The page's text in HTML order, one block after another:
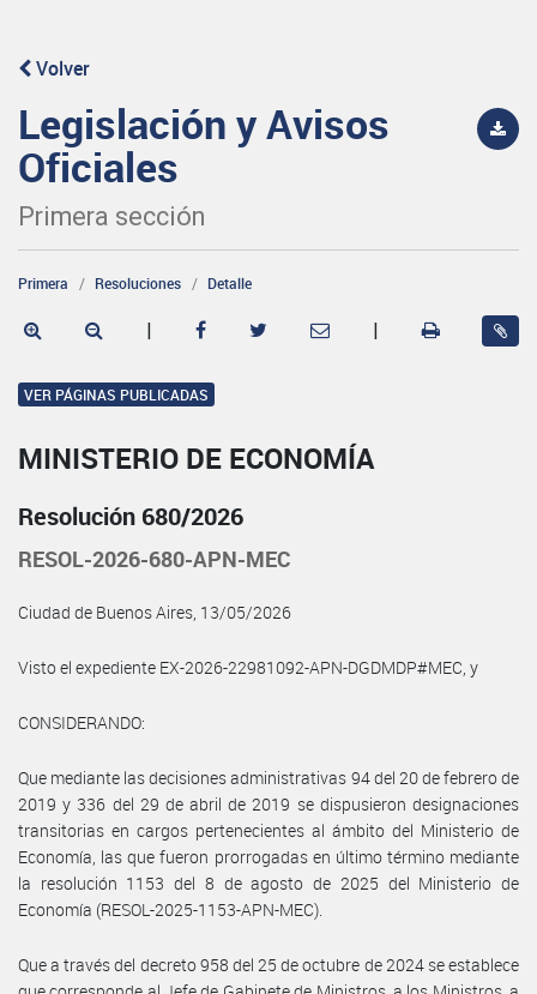
Volver
Legislación y Avisos
Oficiales
Primera sección
Primera Resoluciones Detalle
| |
VER PÁGINAS PUBLICADAS
MINISTERIO DE ECONOMÍA
Resolución 680/2026
RESOL-2026-680-APN-MEC
Ciudad de Buenos Aires, 13/05/2026
Visto el expediente EX-2026-22981092-APN-DGDMDP#MEC, y
CONSIDERANDO:
Que mediante las decisiones administrativas 94 del 20 de febrero de
2019 y 336 del 29 de abril de 2019 se dispusieron designaciones
transitorias en cargos pertenecientes al ámbito del Ministerio de
Economía, las que fueron prorrogadas en último término mediante
la resolución 1153 del 8 de agosto de 2025 del Ministerio de
Economía (RESOL-2025-1153-APN-MEC).
Que a través del decreto 958 del 25 de octubre de 2024 se establece